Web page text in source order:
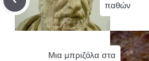
παθών
Μια μπριζόλα στα